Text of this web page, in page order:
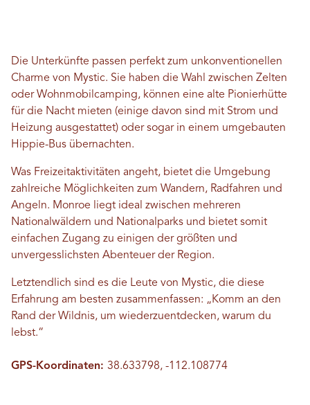
Die Unterkünfte passen perfekt zum unkonventionellen
Charme von Mystic. Sie haben die Wahl zwischen Zelten
oder Wohnmobilcamping, können eine alte Pionierhütte
für die Nacht mieten (einige davon sind mit Strom und
Heizung ausgestattet) oder sogar in einem umgebauten
Hippie-Bus übernachten.
Was Freizeitaktivitäten angeht, bietet die Umgebung
zahlreiche Möglichkeiten zum Wandern, Radfahren und
Angeln. Monroe liegt ideal zwischen mehreren
Nationalwäldern und Nationalparks und bietet somit
einfachen Zugang zu einigen der größten und
unvergesslichsten Abenteuer der Region.
Letztendlich sind es die Leute von Mystic, die diese
Erfahrung am besten zusammenfassen: „Komm an den
Rand der Wildnis, um wiederzuentdecken, warum du
lebst.“
GPS-Koordinaten: 38.633798, -112.108774